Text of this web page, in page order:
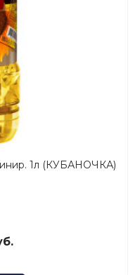
1л (КУБАНОЧКА)